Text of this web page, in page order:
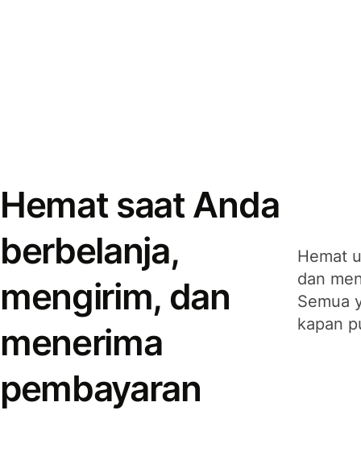
Hemat saat Anda
berbelanja,
mengirim, dan
menerima
pembayaran
Hemat
dan
Semua
kapan